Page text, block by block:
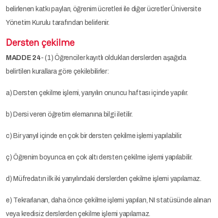
belirlenen katkı payları, öğrenim ücretleri ile diğer ücretler Üniversite
Yönetim Kurulu tarafından belirlenir.
Dersten çekilme
MADDE 24- (1) Öğrenciler kayıtlı oldukları derslerden aşağıda
belirtilen kurallara göre çekilebilirler:
a) Dersten çekilme işlemi, yarıyılın onuncu haftası içinde yapılır.
b) Dersi veren öğretim elemanına bilgi iletilir.
c) Bir yarıyıl içinde en çok bir dersten çekilme işlemi yapılabilir.
ç) Öğrenim boyunca en çok altı dersten çekilme işlemi yapılabilir.
d) Müfredatın ilk iki yarıyılındaki derslerden çekilme işlemi yapılamaz.
e) Tekrarlanan, daha önce çekilme işlemi yapılan, NI statüsünde alınan
veya kredisiz derslerden çekilme işlemi yapılamaz.